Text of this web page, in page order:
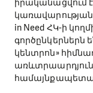
կառավարության
in Need ՀԿ-ի
գործընկերներն
կենտրոն»